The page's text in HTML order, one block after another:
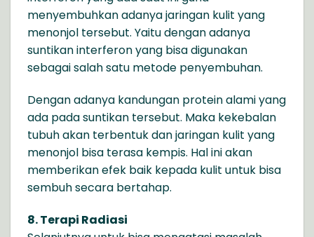
menyembuhkan adanya jaringan kulit yang
menonjol tersebut. Yaitu dengan adanya
suntikan interferon yang bisa digunakan
sebagai salah satu metode penyembuhan.
Dengan adanya kandungan protein alami yang
ada pada suntikan tersebut. Maka kekebalan
tubuh akan terbentuk dan jaringan kulit yang
menonjol bisa terasa kempis. Hal ini akan
memberikan efek baik kepada kulit untuk bisa
sembuh secara bertahap.
8. Terapi Radiasi